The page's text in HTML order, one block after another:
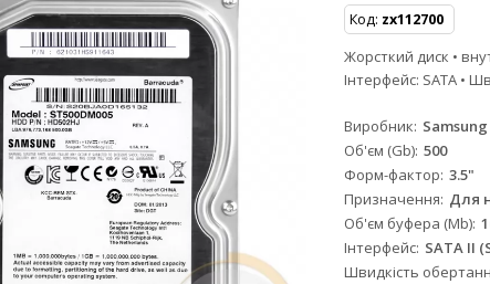
Код: zx112700
Жорсткий диск •
Інтерфейс: SATA •
Виробник Samsung
Об'єм (Gb) 500
Форм-фактор 3.5"
Призначення Для
Об'єм буфера (Mb)
Інтерфейс SATA II
Швидкість